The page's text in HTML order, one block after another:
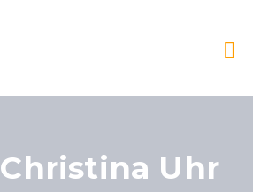
Christina Uhr